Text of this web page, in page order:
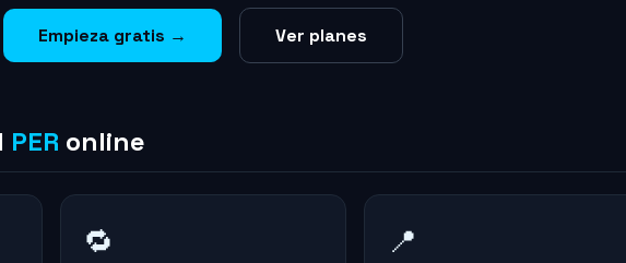
Empieza gratis → Ver planes
PER online
🔁 📍